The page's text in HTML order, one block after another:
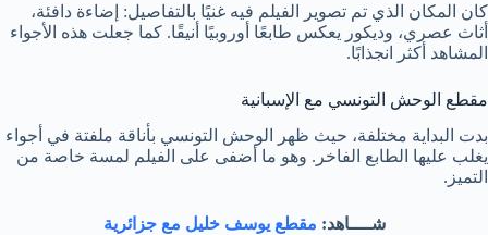
كان المكان الذي تم تصوير الفيلم فيه غنيًا بالتفاصيل: إضاءة دافئة،
أثاث عصري، وديكور يعكس طابعًا أوروبيًا أنيقًا. كما جعلت هذه الأجواء
المشاهد أكثر انجذابًا.
مقطع الوحش التونسي مع الإسبانية
بدت البداية مختلفة، حيث ظهر الوحش التونسي بأناقة ملفتة في أجواء
يغلب عليها الطابع الفاخر. وهو ما أضفى على الفيلم لمسة خاصة من
التميز.
شــــاهد: مقطع يوسف خليل مع جزائرية